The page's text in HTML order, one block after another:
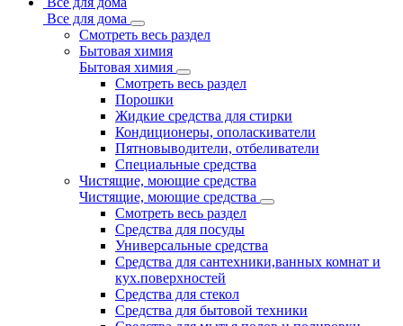
Все для дома
Смотреть весь раздел
Бытовая химия
Бытовая химия
Смотреть весь раздел
Порошки
Жидкие средства для стирки
Кондиционеры, ополаскиватели
Пятновыводители, отбеливатели
Специальные средства
Чистящие, моющие средства
Чистящие, моющие средства
Смотреть весь раздел
Средства для посуды
Универсальные средства
Средства для сантехники,ванных комнат и
кух.поверхностей
Средства для стекол
Средства для бытовой техники